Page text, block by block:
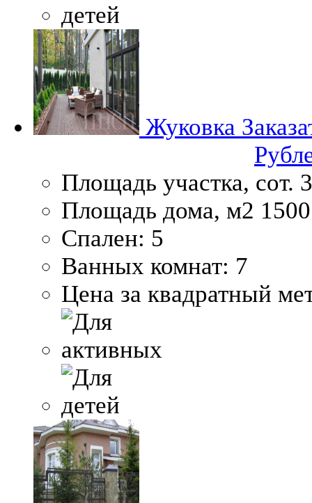
Жуковка
Площадь участка, сот.
Площадь дома, м2 1500
Спален: 5
Ванных комнат: 7
Цена за квадратный